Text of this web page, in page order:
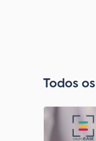
Todos